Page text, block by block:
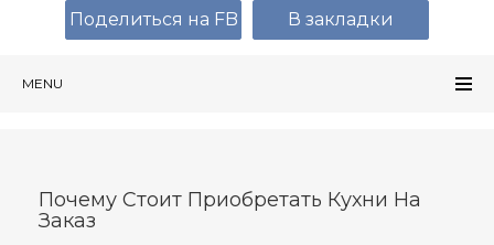
MENU
Почему Стоит Приобретать Кухни На
Заказ
Поделиться на FB В закладки